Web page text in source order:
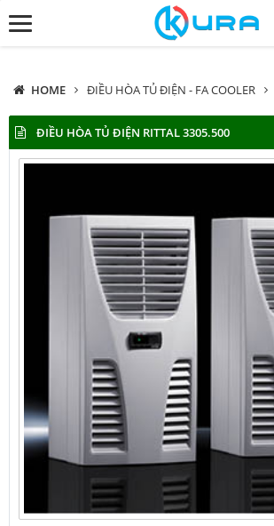
HOME ĐIỀU HÒA TỦ ĐIỆN - FA COOLER
ĐIỀU HÒA TỦ ĐIỆN RITTAL 3305.500